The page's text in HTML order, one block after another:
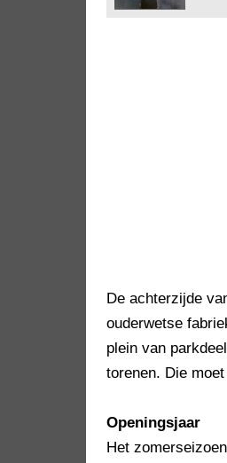
De achterzijde
ouderwetse
plein van
torenen. Die
Openingsjaar
Het